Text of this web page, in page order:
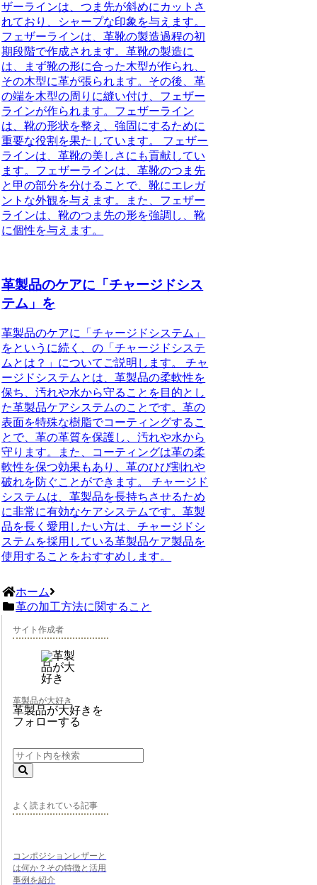
ザーラインは、つま先が斜めにカットさ
れており、シャープな印象を与えます。
フェザーラインは、革靴の製造過程の初
期段階で作成されます。革靴の製造に
は、まず靴の形に合った木型が作られ、
その木型に革が張られます。その後、革
の端を木型の周りに縫い付け、フェザー
ラインが作られます。フェザーライン
は、靴の形状を整え、強固にするために
重要な役割を果たしています。 フェザー
ラインは、革靴の美しさにも貢献してい
ます。フェザーラインは、革靴のつま先
と甲の部分を分けることで、靴にエレガ
ントな外観を与えます。また、フェザー
ラインは、靴のつま先の形を強調し、靴
に個性を与えます。
革製品のケアに「チャージドシス
テム」を
革製品のケアに「チャージドシステム」
をというに続く、の「チャージドシステ
ムとは？」についてご説明します。 チャ
ージドシステムとは、革製品の柔軟性を
保ち、汚れや水から守ることを目的とし
た革製品ケアシステムのことです。革の
表面を特殊な樹脂でコーティングするこ
とで、革の革質を保護し、汚れや水から
守ります。また、コーティングは革の柔
軟性を保つ効果もあり、革のひび割れや
破れを防ぐことができます。 チャージド
システムは、革製品を長持ちさせるため
に非常に有効なケアシステムです。革製
品を長く愛用したい方は、チャージドシ
ステムを採用している革製品ケア製品を
使用することをおすすめします。
ホーム
革の加工方法に関すること
サイト作成者
革製品が大好き
革製品が大好きを
フォローする
よく読まれている記事
コンポジションレザーと
は何か？その特徴と活用
事例を紹介